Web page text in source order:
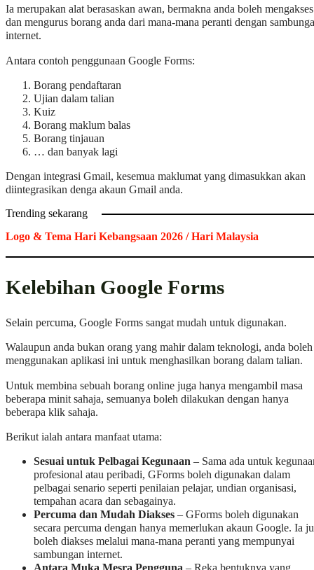
Ia merupakan alat berasaskan awan, bermakna anda boleh mengakses
dan mengurus borang anda dari mana-mana peranti dengan
internet.
Antara contoh penggunaan Google Forms:
Borang pendaftaran
Ujian dalam talian
Kuiz
Borang maklum balas
Borang tinjauan
… dan banyak lagi
Dengan integrasi Gmail, kesemua maklumat yang dimasukkan akan
diintegrasikan denga akaun Gmail anda.
Trending sekarang
Logo & Tema Hari Kebangsaan 2026 / Hari Malaysia
Kelebihan Google Forms
Selain percuma, Google Forms sangat mudah untuk digunakan.
Walaupun anda bukan orang yang mahir dalam teknologi, anda boleh
menggunakan aplikasi ini untuk menghasilkan borang dalam talian.
Untuk membina sebuah borang online juga hanya mengambil masa
beberapa minit sahaja, semuanya boleh dilakukan dengan hanya
beberapa klik sahaja.
Berikut ialah antara manfaat utama:
Sesuai untuk Pelbagai Kegunaan – Sama ada untuk
profesional atau peribadi, GForms boleh digunakan dalam
pelbagai senario seperti penilaian pelajar, undian organisasi,
tempahan acara dan sebagainya.
Percuma dan Mudah Diakses – GForms boleh digunakan
secara percuma dengan hanya memerlukan akaun Google. Ia
boleh diakses melalui mana-mana peranti yang mempunyai
sambungan internet.